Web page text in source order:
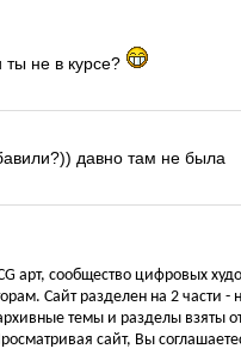
не в курсе?
давно там не была
арт, сообщество цифровых
Сайт разделен на 2 части -
темы и разделы взяты
сайт, Вы